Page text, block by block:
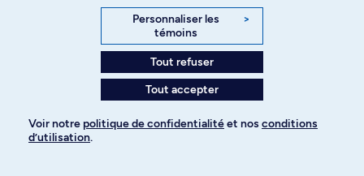
YouTube
Politique de confidentialité
Personnaliser les
témoins
>
Tout refuser
Tout accepter
Voir notre politique de confidentialitéet nos conditions
d’utilisation.